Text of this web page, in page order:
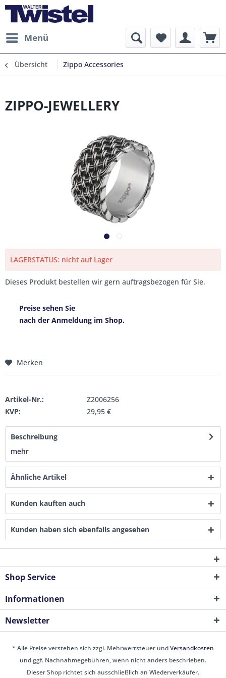
Menü
Übersicht Zippo Accessories
ZIPPO-JEWELLERY
LAGERSTATUS: nicht auf Lager
Dieses Produkt bestellen wir gern auftragsbezogen für Sie.
Preise sehen Sie
nach der Anmeldung im Shop.
Merken
Artikel-Nr.:
Z2006256
KVP:
29,95 €
Beschreibung
mehr
Ähnliche Artikel
Kunden kauften auch
Kunden haben sich ebenfalls angesehen
Shop Service
Informationen
Newsletter
* Alle Preise verstehen sich zzgl. Mehrwertsteuer undVersandkosten
und ggf. Nachnahmegebühren, wenn nicht anders beschrieben.
Dieser Shop richtet sich ausschließlich an Wiederverkäufer.